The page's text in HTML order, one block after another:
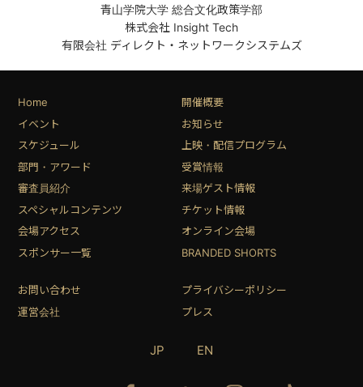
青山学院大学 総合文化政策学部
株式会社 Insight Tech
有限会社 ディレクト・ネットワークシステムズ
Home
開催概要
イベント
お知らせ
スケジュール
上映・配信プログラム
部門・アワード
受賞情報
審査員紹介
来場ゲスト情報
スペシャルコンテンツ
チケット情報
会場アクセス
オンライン会場
スポンサー一覧
BRANDED SHORTS
お問い合わせ
プライバシーポリシー
運営会社
プレス
JP EN